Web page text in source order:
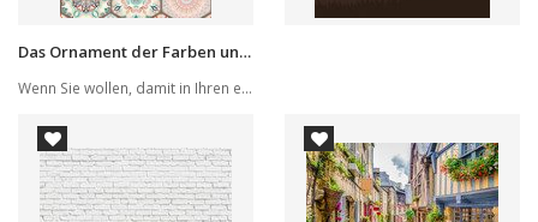
Das Ornament der Farben und der Formen
Wenn Sie wollen, damit in Ihren eigenen vier Wä...